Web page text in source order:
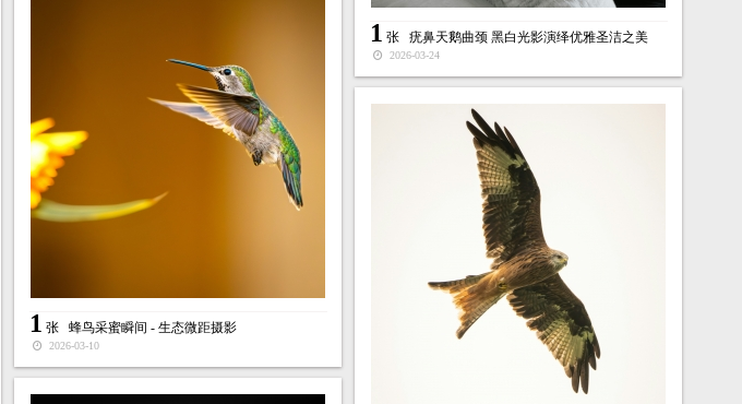
1 张 疣鼻天鹅曲颈 黑白光影演绎优雅圣洁之美
2026-03-24
1 张 蜂鸟采蜜瞬间 - 生态微距摄影
2026-03-10